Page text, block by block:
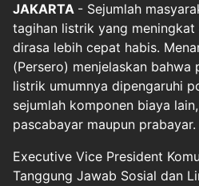
JAKARTA - Sejumlah
tagihan listrik yang
dirasa lebih cepat habis.
(Persero) menjelaskan bahwa
listrik umumnya dipengaruhi
sejumlah komponen biaya
pascabayar maupun prabayar.
Executive Vice President
Tanggung Jawab Sosial dan